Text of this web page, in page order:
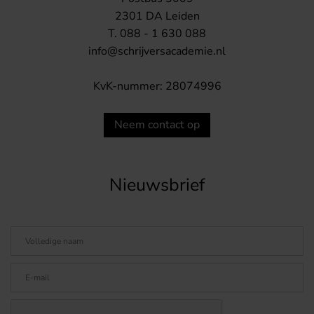
2301 DA Leiden
T. 088 - 1 630 088
info@schrijversacademie.nl
KvK-nummer: 28074996
Neem contact op
Nieuwsbrief